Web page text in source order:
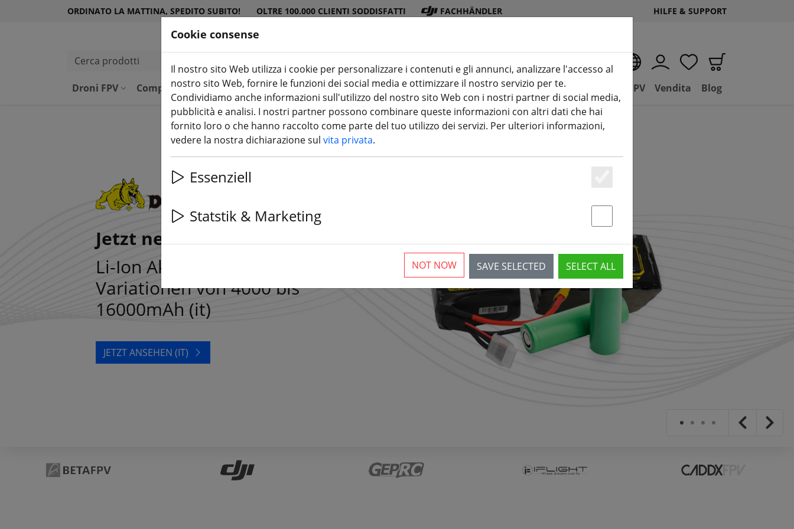
ORDINATO LA MATTINA, SPEDITO SUBITO! OLTRE 100.000 CLIENTI SODDISFATTI FACHHÄNDLER HILFE & SUPPORT
Cerca prodotti
IT
Droni FPV
Componenti Attrezzatura DJI Batterie Elica Accessori stampa 3D(aktuelle Seite)
Negozio Basilico FPV Vendita Blog
Cookie consense
Il nostro sito Web utilizza i cookie per personalizzare i contenuti e gli annunci, analizzare l'accesso al
nostro sito Web, fornire le funzioni dei social media e ottimizzare il nostro servizio per te.
Condividiamo anche informazioni sull'utilizzo del nostro sito Web con i nostri partner di social media,
pubblicità e analisi. I nostri partner possono combinare queste informazioni con altri dati che hai
fornito loro o che hanno raccolto come parte del tuo utilizzo dei servizi. Per ulteriori informazioni,
vedere la nostra dichiarazione sul vita privata.
Essenziell
Statstik & Marketing
Statstik & Marketing
SAVE SELECTED SELECT ALL
NOT NOW